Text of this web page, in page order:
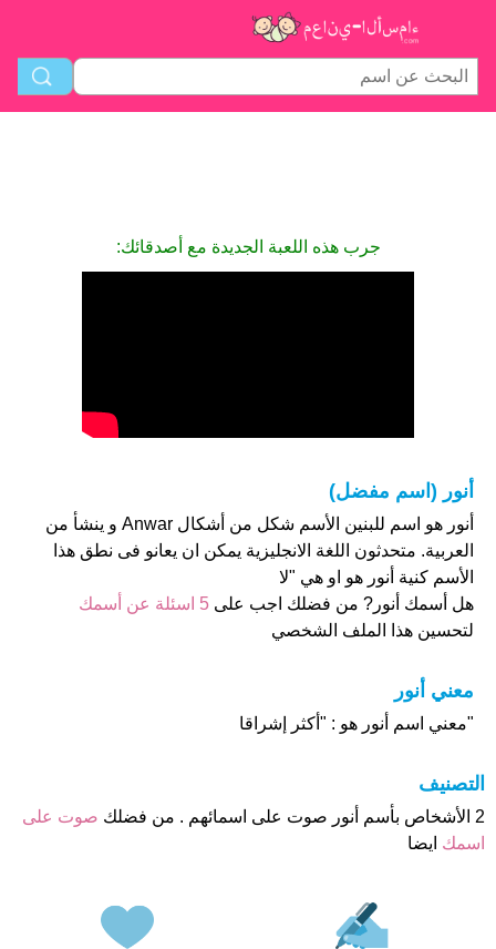
جرب هذه اللعبة الجديدة مع أصدقائك:
أنور (اسم مفضل)
أنور هو اسم للبنين الأسم شكل من أشكال Anwar و ينشأ من
العربية. متحدثون اللغة الانجليزية يمكن ان يعانو فى نطق هذا
الأسم كنية أنور هو او هي "لا
هل أسمك أنور? من فضلك اجب على 5 اسئلة عن أسمك
لتحسين هذا الملف الشخصي
معني أنور
"معني اسم أنور هو : "أكثر إشراقا
التصنيف
2 الأشخاص بأسم أنور صوت على اسمائهم . من فضلك
صوت على
اسمك ايضا